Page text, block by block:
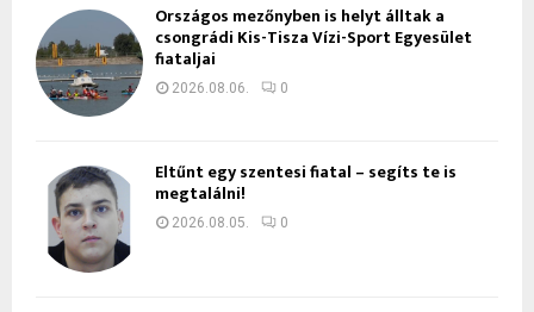
Országos mezőnyben is helyt álltak a
csongrádi Kis-Tisza Vízi-Sport Egyesület
fiataljai
2026.08.06. 0
Eltűnt egy szentesi fiatal – segíts te is
megtalálni!
2026.08.05. 0